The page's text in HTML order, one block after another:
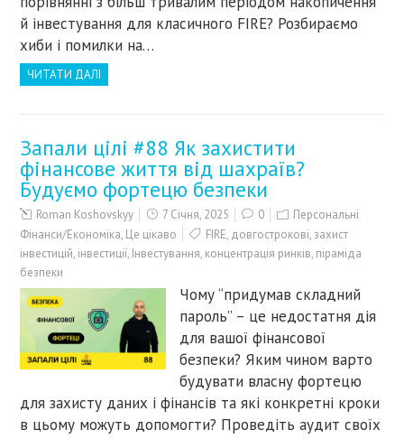
й інвестування для класичного FIRE? Розбираємо
хиби і помилки на…
ЧИТАТИ ДАЛІ
Запали цілі #88 Як захистити
фінансове життя від шахраїв?
Будуємо фортецю безпеки
Roman Koshovskyy 7 Січня, 2025 0
Персональні
Фінанси/Економіка, Це цікаво FIRE, довгострокові,захист
інвестицій, інвестиції, Інвестування, концентрація ринків, піраміда
безпеки
Чому “придумав складний
пароль” – це недостатня дія
для вашої фінансової
безпеки? Яким чином варто
будувати власну фортецю
для захисту даних і фінансів та які конкретні кроки
в цьому можуть допомогти? Проведіть аудит своїх